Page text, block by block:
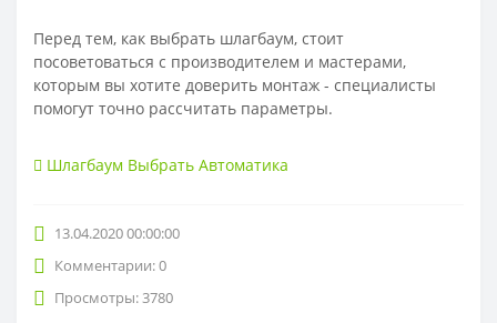
Перед тем, как выбрать шлагбаум, стоит
посоветоваться с производителем и мастерами,
которым вы хотите доверить монтаж - специалисты
помогут точно рассчитать параметры.
Шлагбаум Выбрать Автоматика
13.04.2020 00:00:00
Комментарии: 0
Просмотры: 3780